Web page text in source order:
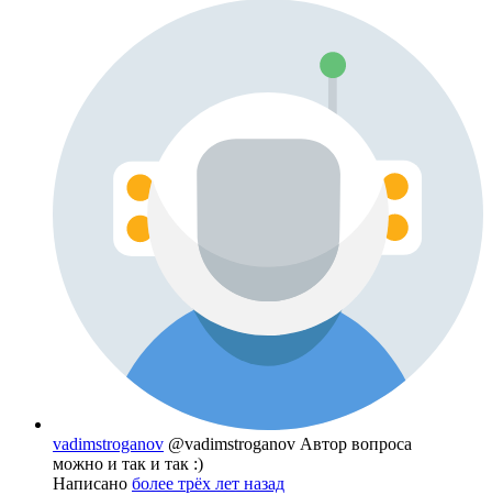
vadimstroganov @vadimstroganov Автор вопроса
можно и так и так :)
Написано более трёх лет назад